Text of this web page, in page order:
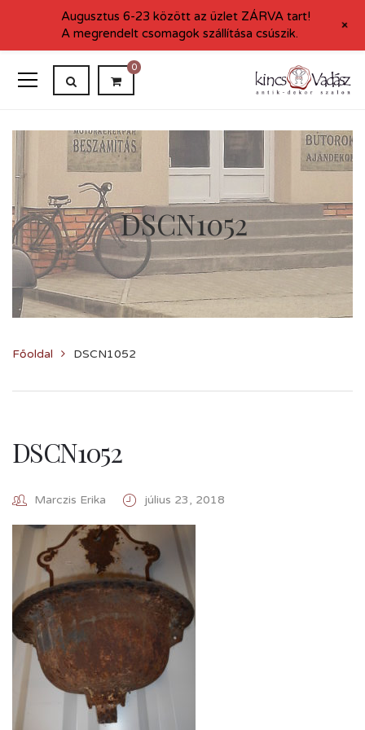
0
DSCN1052
Főoldal DSCN1052
DSCN1052
Marczis Erika július 23, 2018
Augusztus 6-23 között az üzlet ZÁRVA tart!
A megrendelt csomagok szállítása csúszik.
+